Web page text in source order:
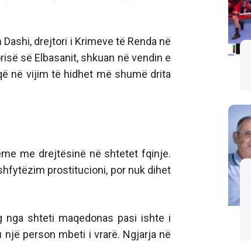
drejtori i Krimeve të Renda në
së Elbasanit, shkuan në vendin e
në vijim të hidhet më shumë drita
me drejtësinë në shtetet fqinje.
prostitucioni, por nuk dihet
shteti maqedonas pasi ishte i
person mbeti i vrarë. Ngjarja në